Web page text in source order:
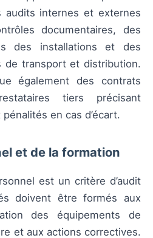
audits internes et externes
documentaires, des
des installations et des
de transport et distribution.
également des contrats
tiers précisant
en cas d’écart.
et de la formation
est un critère d’audit
doivent être formés aux
des équipements de
et aux actions correctives.